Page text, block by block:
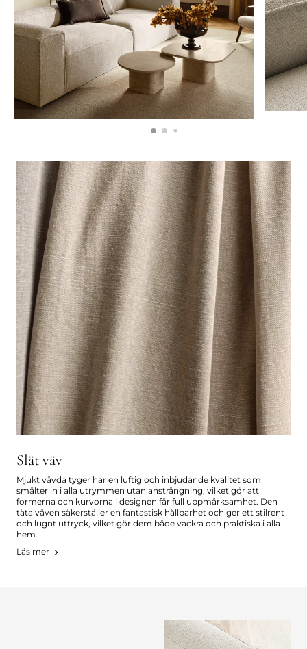
Slät väv
Mjukt vävda tyger har en luftig och inbjudande kvalitet som
smälter in i alla utrymmen utan ansträngning, vilket gör att
formerna och kurvorna i designen får full uppmärksamhet. Den
täta väven säkerställer en fantastisk hållbarhet och ger ett stilrent
och lugnt uttryck, vilket gör dem både vackra och praktiska i alla
hem.
Läs mer